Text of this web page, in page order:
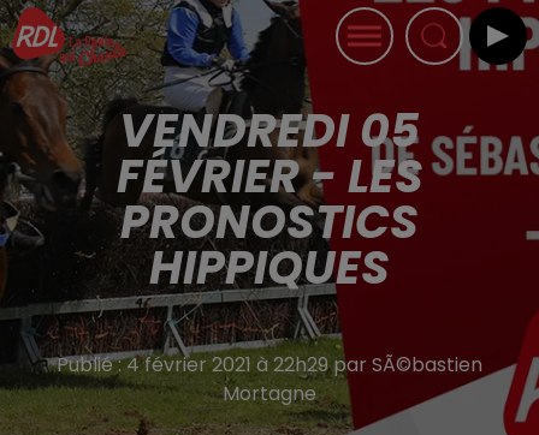
VENDREDI 05
FÉVRIER - LES
PRONOSTICS
HIPPIQUES
Publié : 4 février 2021 à 22h29 par SÃ©bastien
Mortagne